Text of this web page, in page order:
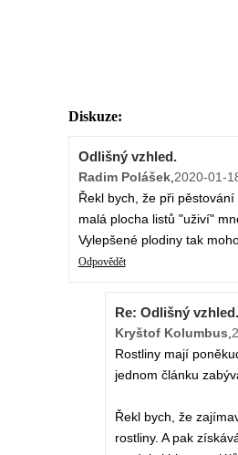
Diskuze:
Odlišný vzhled.
Radim Polášek,2020-01-
Řekl bych, že při
malá plocha listů "uživí"
Vylepšené plodiny tak
Odpovědět
Re: Odlišný vzhled.
Kryštof Kolumbus,
Rostliny mají
jednom článku
Řekl bych, že
rostliny. A pak